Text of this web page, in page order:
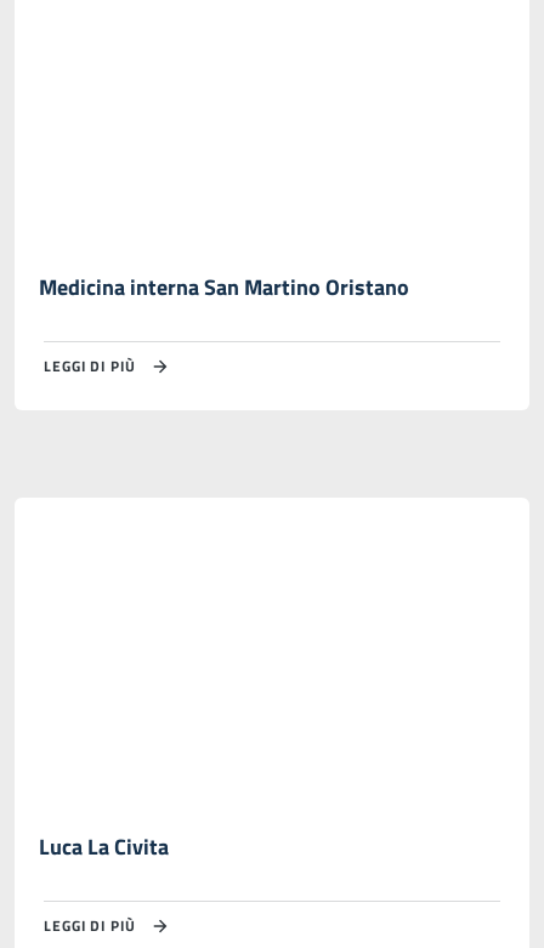
Medicina interna San Martino Oristano
LEGGI DI PIÙ
Luca La Civita
LEGGI DI PIÙ